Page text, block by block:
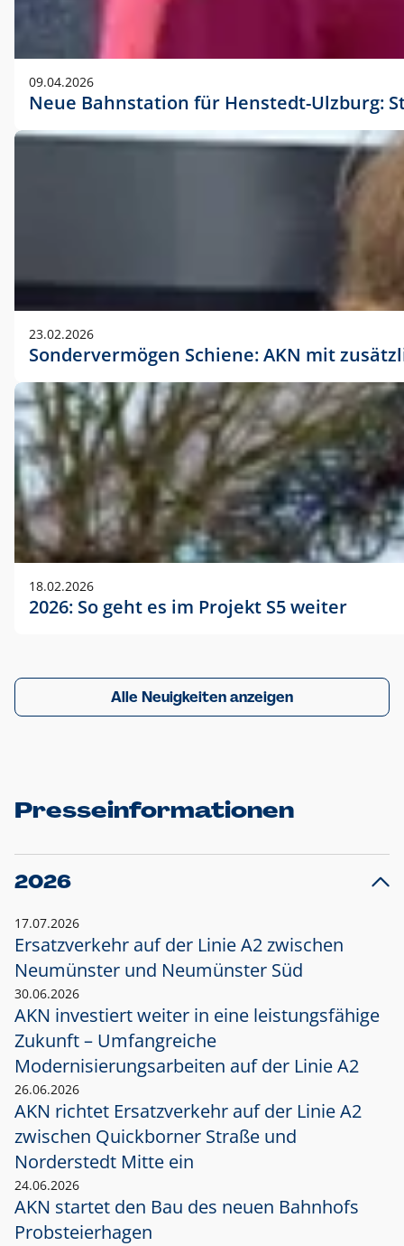
09.04.2026
Neue Bahnstation für Henstedt-Ulzburg:
23.02.2026
Sondervermögen Schiene: AKN mit
18.02.2026
2026: So geht es im Projekt S5 weiter
Alle Neuigkeiten anzeigen
Presseinformationen
2026
17.07.2026
Ersatzverkehr auf der Linie A2 zwischen
Neumünster und Neumünster Süd
30.06.2026
AKN investiert weiter in eine leistungsfähige
Zukunft – Umfangreiche
Modernisierungsarbeiten auf der Linie A2
26.06.2026
AKN richtet Ersatzverkehr auf der Linie A2
zwischen Quickborner Straße und
Norderstedt Mitte ein
24.06.2026
AKN startet den Bau des neuen Bahnhofs
Probsteierhagen